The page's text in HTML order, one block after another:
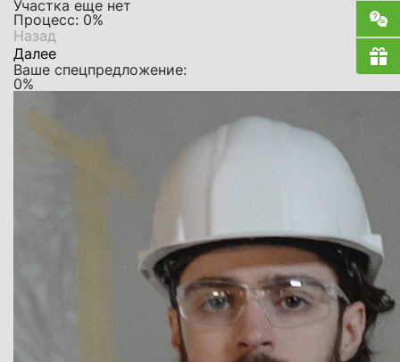
Участка еще нет
Процесс: 0%
Назад
Далее
Ваше спецпредложение:
0%